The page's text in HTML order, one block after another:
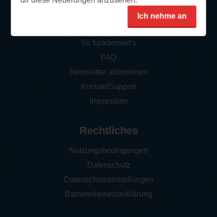
Ich nehme an
So funktioniert‘s
FAQ
Newsletter abonnieren
Kontakt/Support
Impressum
Rechtliches
Nutzungsbedingungen
Datenschutz
Datenschutzeinstellungen
Barrierefreiheitserklärung